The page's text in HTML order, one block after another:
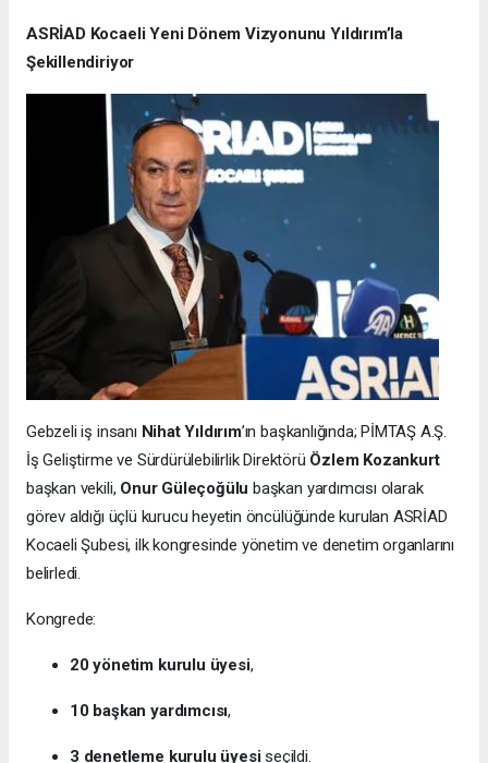
ASRİAD Kocaeli Yeni Dönem Vizyonunu Yıldırım’la
Şekillendiriyor
Gebzeli iş insanı Nihat Yıldırım’ın başkanlığında; PİMTAŞ A.Ş.
İş Geliştirme ve Sürdürülebilirlik Direktörü Özlem Kozankurt
başkan vekili, Onur Güleçoğülu başkan yardımcısı olarak
görev aldığı üçlü kurucu heyetin öncülüğünde kurulan ASRİAD
Kocaeli Şubesi, ilk kongresinde yönetim ve denetim organlarını
belirledi.
Kongrede:
20 yönetim kurulu üyesi,
10 başkan yardımcısı,
3 denetleme kurulu üyesiseçildi.